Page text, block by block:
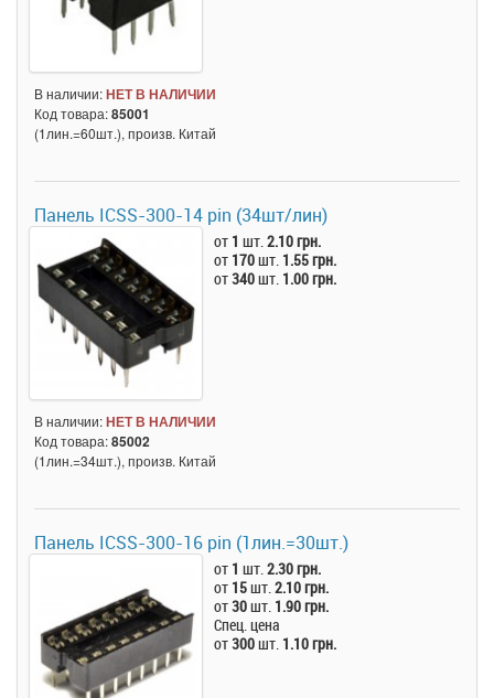
В наличии:НЕТ В НАЛИЧИИ
Код товара:85001
(1лин.=60шт.), произв. Китай
Панель ICSS-300-14 pin (34шт/лин)
от 1 шт.2.10 грн.
от 170шт. 1.55 грн.
от340шт. 1.00 грн.
В наличии:НЕТ В НАЛИЧИИ
Код товара:85002
(1лин.=34шт.), произв. Китай
Панель ICSS-300-16 pin (1лин.=30шт.)
от 1 шт.2.30 грн.
от 15шт.2.10 грн.
от30шт. 1.90 грн.
Спец. цена
от300шт. 1.10 грн.